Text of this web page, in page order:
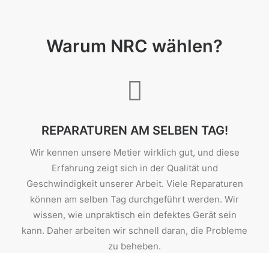
Warum NRC wählen?
REPARATUREN AM SELBEN TAG!
Wir kennen unsere Metier wirklich gut, und diese
Erfahrung zeigt sich in der Qualität und
Geschwindigkeit unserer Arbeit. Viele Reparaturen
können am selben Tag durchgeführt werden. Wir
wissen, wie unpraktisch ein defektes Gerät sein
kann. Daher arbeiten wir schnell daran, die Probleme
zu beheben.